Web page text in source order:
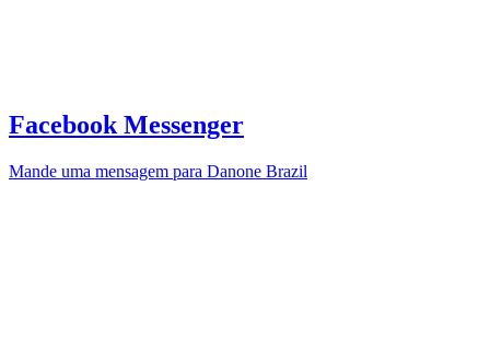
Facebook Messenger
Mande uma mensagem para Danone Brazil